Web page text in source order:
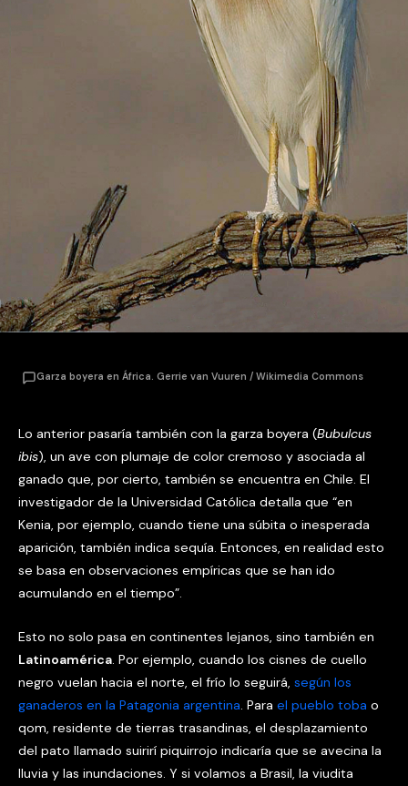
Garza boyera en África. Gerrie van Vuuren / Wikimedia Commons
Lo anterior pasaría también con la garza boyera (Bubulcus
ibis), un ave con plumaje de color cremoso y asociada al
ganado que, por cierto, también se encuentra en Chile. El
investigador de la Universidad Católica detalla que “en
Kenia, por ejemplo, cuando tiene una súbita o inesperada
aparición, también indica sequía. Entonces, en realidad esto
se basa en observaciones empíricas que se han ido
acumulando en el tiempo”.
Esto no solo pasa en continentes lejanos, sino también en
Latinoamérica. Por ejemplo, cuando los cisnes de cuello
negro vuelan hacia el norte, el frío lo seguirá, según los
ganaderos en la Patagonia argentina. Para el pueblo toba o
qom, residente de tierras trasandinas, el desplazamiento
del pato llamado suirirí piquirrojo indicaría que se avecina la
lluvia y las inundaciones. Y si volamos a Brasil, la viudita